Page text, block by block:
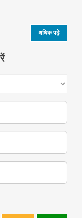
अधिक पढ़ें